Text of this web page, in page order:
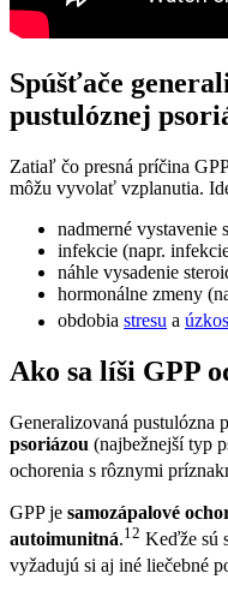
Spúšťače
pustulóznej
Zatiaľ čo presná príčina
môžu vyvolať vzplanutia.
nadmerné vystavenie
infekcie (napr.
náhle vysadenie
hormonálne zmeny
obdobia stresu a
Ako sa líši GPP
Generalizovaná pustulózna
psoriázou (najbežnejší typ
ochorenia s rôznymi
GPP je samozápalové
autoimunitná.12 Keďže sú
vyžadujú si aj iné liečebné